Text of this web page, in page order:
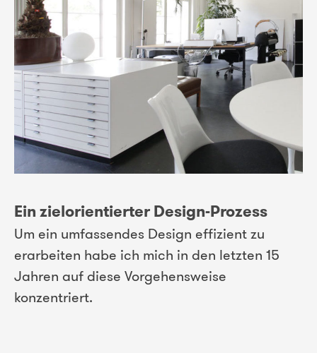
Ein zielorientierter Design-Prozess
Um ein umfassendes Design effizient zu
erarbeiten habe ich mich in den letzten 15
Jahren auf diese Vorgehensweise
konzentriert.